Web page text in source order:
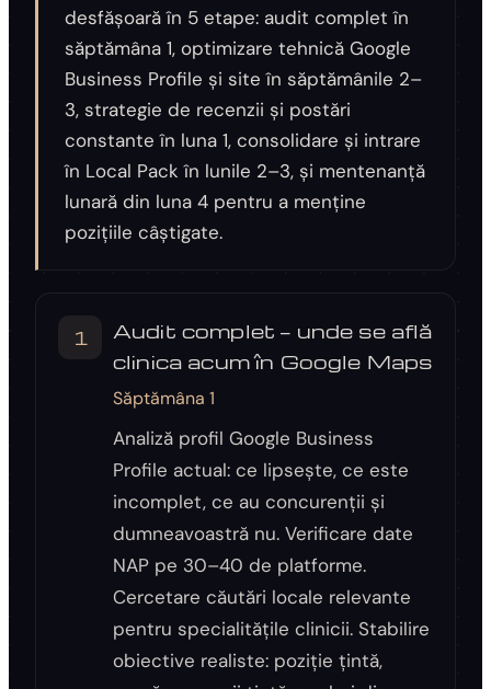
desfășoară în 5 etape: audit complet în
săptămâna 1, optimizare tehnică Google
Business Profile și site în săptămânile 2–
3, strategie de recenzii și postări
constante în luna 1, consolidare și intrare
în Local Pack în lunile 2–3, și mentenanță
lunară din luna 4 pentru a menține
pozițiile câștigate.
1
Audit complet — unde se află
clinica acum în Google Maps
Săptămâna 1
Analiză profil Google Business
Profile actual: ce lipsește, ce este
incomplet, ce au concurenții și
dumneavoastră nu. Verificare date
NAP pe 30–40 de platforme.
Cercetare căutări locale relevante
pentru specialitățile clinicii. Stabilire
obiective realiste: poziție țintă,